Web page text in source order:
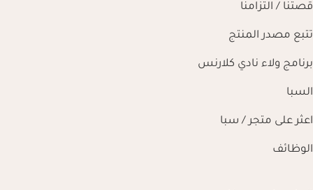
قصتنا / التزامنا
تتبع مصدر المنتج
برنامج ولاء نادي كلارنس
السبا
اعثر على متجر / سبا
الوظائف